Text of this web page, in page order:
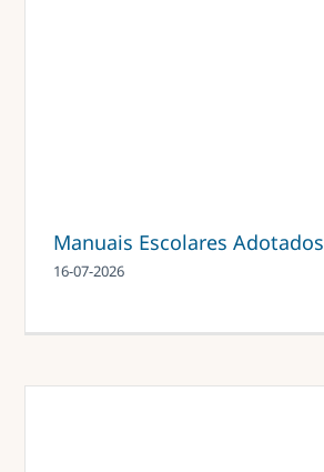
Manuais Escolares Adotados
16-07-2026